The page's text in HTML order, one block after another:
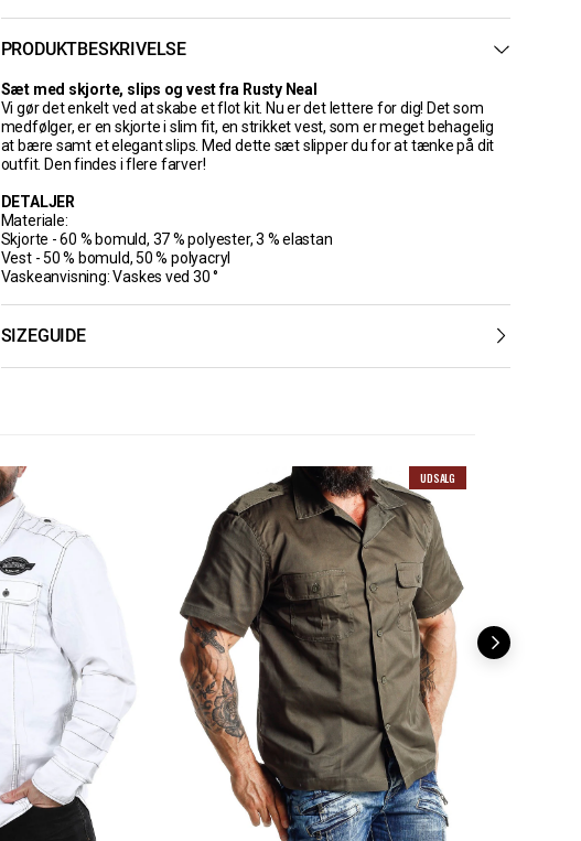
PRODUKTBESKRIVELSE
Sæt med skjorte, slips og vest fra Rusty Neal
Vi gør det enkelt ved at skabe et flot kit. Nu er det lettere for dig! Det som
medfølger, er en skjorte i slim fit, en strikket vest, som er meget behagelig
at bære samt et elegant slips. Med dette sæt slipper du for at tænke på dit
outfit. Den findes i flere farver!
DETALJER
Materiale:
Skjorte - 60 % bomuld, 37 % polyester, 3 % elastan
Vest - 50 % bomuld, 50 % polyacryl
Vaskeanvisning: Vaskes ved 30 °
SIZEGUIDE
UDSALG